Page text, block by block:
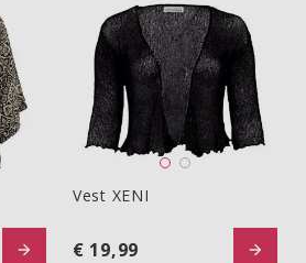
favorite button
Vest XENI
Vest XENI
€ 19,99